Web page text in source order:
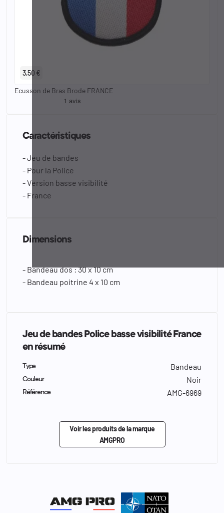
3,50 €
Ecusson de Bras Brode FRANCE
Caractéristiques
- Jeu de bandes
- Pour la Police
- Version basse visibilité
- France
Dimensions
- Bandeau dos : 30 x 10 cm
- Bandeau poitrine 4 x 10 cm
Jeu de bandes Police basse visibilité France
en résumé
Type Bandeau
Couleur Noir
Référence AMG-6969
Voir les produits de la marque
AMGPRO